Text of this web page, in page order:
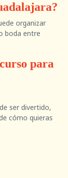
organizar
boda entre
para
ser divertido,
cómo quieras